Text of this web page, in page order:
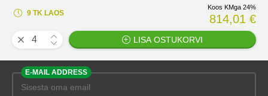
9 TK LAOS
Koos KMga 24%
814,01 €
LISA OSTUKORVI
E-MAIL ADDRESS